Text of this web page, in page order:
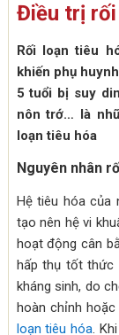
Điều trị rối
Rối loạn tiêu
khiến phụ
5 tuổi bị suy
nôn trớ… là
loạn tiêu hóa
Nguyên nhân
Hệ tiêu hóa của
tạo nên hệ vi
hoạt động cân
hấp thụ tốt thức
kháng sinh, do
hoàn chỉnh
loạn tiêu hóa.